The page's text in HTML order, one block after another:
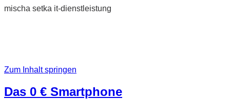
mischa setka it-dienstleistung
Zum Inhalt springen
Das 0 € Smartphone